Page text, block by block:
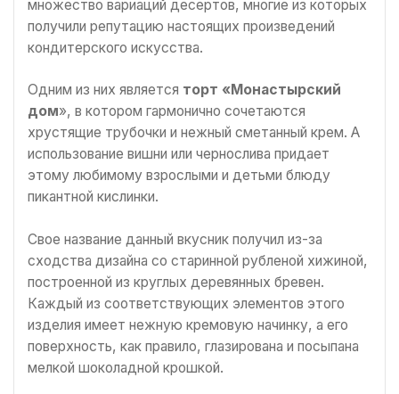
множество вариаций десертов, многие из которых
получили репутацию настоящих произведений
кондитерского искусства.
Одним из них является торт «Монастырский
дом», в котором гармонично сочетаются
хрустящие трубочки и нежный сметанный крем. А
использование вишни или чернослива придает
этому любимому взрослыми и детьми блюду
пикантной кислинки.
Свое название данный вкусник получил из-за
сходства дизайна со старинной рубленой хижиной,
построенной из круглых деревянных бревен.
Каждый из соответствующих элементов этого
изделия имеет нежную кремовую начинку, а его
поверхность, как правило, глазирована и посыпана
мелкой шоколадной крошкой.